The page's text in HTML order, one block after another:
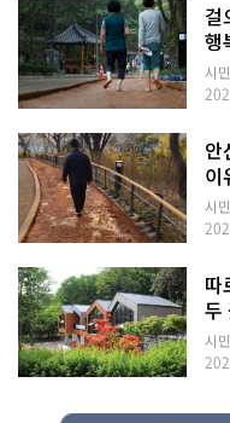
걸
행
시
안
이
시
따
두
시